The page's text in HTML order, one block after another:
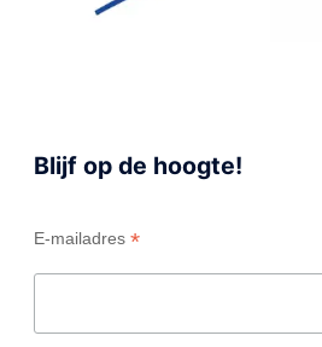
Blijf op de hoogte!
E-mailadres *